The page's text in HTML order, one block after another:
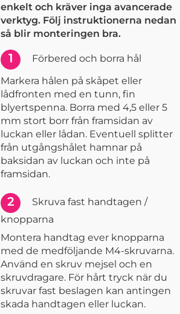
enkelt och kräver inga avancerade
verktyg. Följ instruktionerna nedan
så blir monteringen bra.
1
Förbered och borra hål
Markera hålen på skåpet eller
lådfronten med en tunn, fin
blyertspenna. Borra med 4,5 eller 5
mm stort borr från framsidan av
luckan eller lådan. Eventuell splitter
från utgångshålet hamnar på
baksidan av luckan och inte på
framsidan.
2
Skruva fast handtagen /
knopparna
Montera handtag ever knopparna
med de medföljande M4-skruvarna.
Använd en skruv mejsel och en
skruvdragare. För hårt tryck när du
skruvar fast beslagen kan antingen
skada handtagen eller luckan.